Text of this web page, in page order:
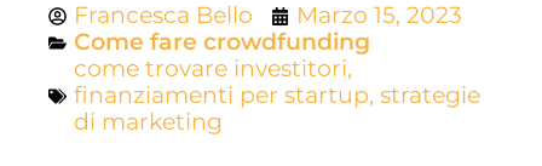
Francesca Bello
Marzo 15, 2023
Come fare crowdfunding
come trovare investitori,
finanziamenti per startup, strategie
di marketing